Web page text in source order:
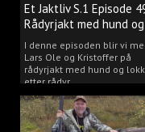
Et Jaktliv S.1 Episode
Rådyrjakt med hund og
lokkejakt.
I denne episoden blir vi
Lars Ole og Kristoffer på
rådyrjakt med hund og
etter rådyr.